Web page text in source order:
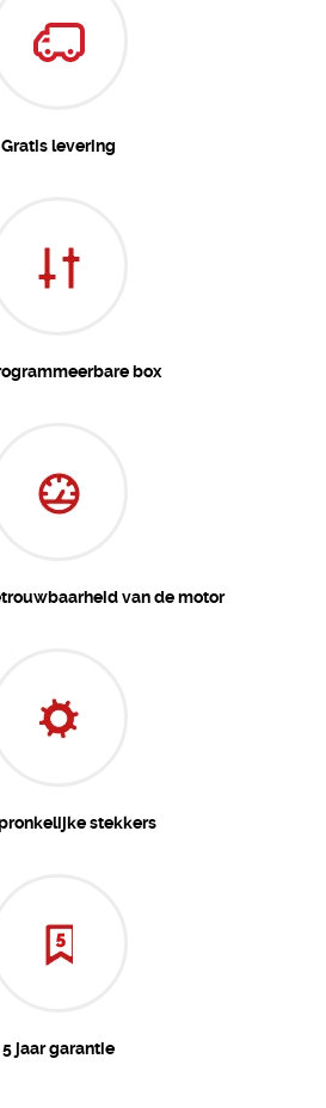
Gratis levering
box
van de motor
stekkers
5 jaar garantie